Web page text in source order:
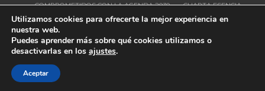
COMPROMETIDOS CON LA AGENDA 2030
CUARTA ESENCIA
© Publifestival
Utilizamos cookies para ofrecerte la mejor experiencia en
nuestra web.
Puedes aprender más sobre qué cookies utilizamos o
desactivarlas en los ajustes.
Aceptar